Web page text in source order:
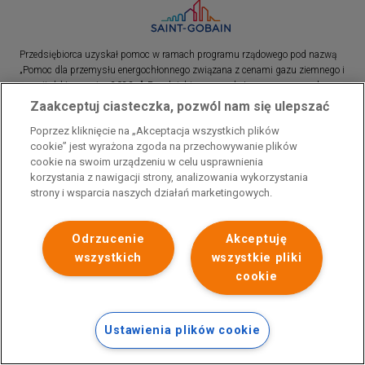
Polityka prywatności
Przedsiębiorca uzyskał pomoc w ramach programu rządowego pod nazwą
„Pomoc dla przemysłu energochłonnego związana z cenami gazu ziemnego i
energii elektrycznej w 2023 r.”. Przedsiębiorca uzyskał pomoc w ramach
programu rządowego pod nazwą: „Pomoc dla sektorów energochłonnych
związana z nagłymi wzrostami cen gazu ziemnego i energii elektrycznej w
2022 r.”
Zaakceptuj ciasteczka, pozwól nam się ulepszać
Poprzez kliknięcie na „Akceptacja wszystkich plików
cookie” jest wyrażona zgoda na przechowywanie plików
cookie na swoim urządzeniu w celu usprawnienia
korzystania z nawigacji strony, analizowania wykorzystania
strony i wsparcia naszych działań marketingowych.
Akceptuję
wszystkie pliki
cookie
Odrzucenie
wszystkich
Ustawienia plików cookie